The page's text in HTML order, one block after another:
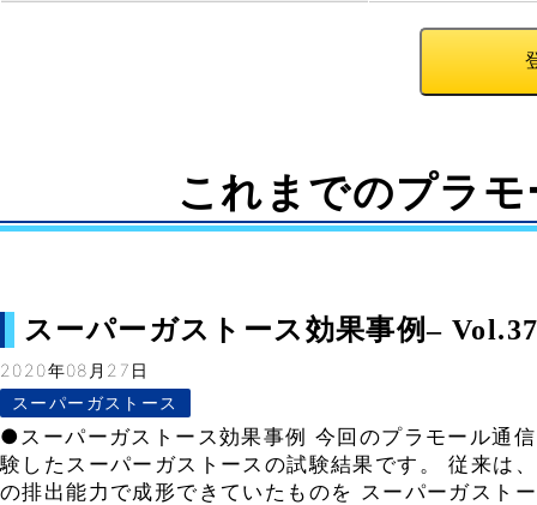
これまでのプラ
スーパーガストース効果事例–
2020年08月27日
スーパーガストース
●スーパーガストース効果事例 今回のプラモール通
験したスーパーガストースの試験結果です。 従来は
の排出能力で成形できていたものを スーパーガスト